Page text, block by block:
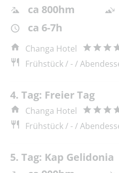
ca 800hm
ca 6-7h
Changa Hotel
Frühstück / - /
4. Tag: Freier Tag
Changa Hotel
Frühstück / - /
5. Tag: Kap Gelidonia